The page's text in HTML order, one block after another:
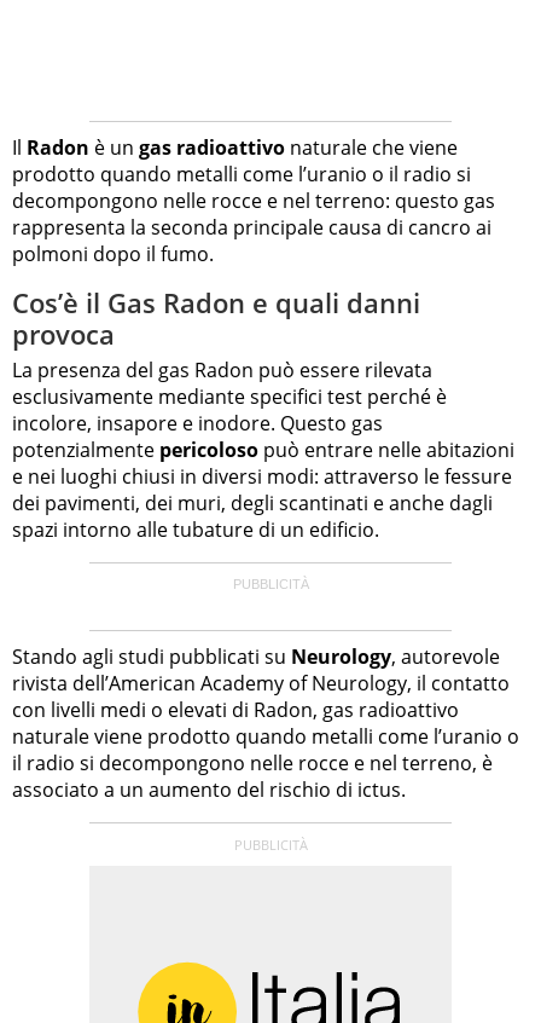
Il Radon è un gas radioattivo naturale che viene
prodotto quando metalli come l’uranio o il radio si
decompongono nelle rocce e nel terreno: questo gas
rappresenta la seconda principale causa di cancro ai
polmoni dopo il fumo.
Cos’è il Gas Radon e quali danni
provoca
La presenza del gas Radon può essere rilevata
esclusivamente mediante specifici test perché è
incolore, insapore e inodore. Questo gas
potenzialmente pericoloso può entrare nelle abitazioni
e nei luoghi chiusi in diversi modi: attraverso le fessure
dei pavimenti, dei muri, degli scantinati e anche dagli
spazi intorno alle tubature di un edificio.
Stando agli studi pubblicati su Neurology, autorevole
rivista dell’American Academy of Neurology, il contatto
con livelli medi o elevati di Radon, gas radioattivo
naturale viene prodotto quando metalli come l’uranio o
il radio si decompongono nelle rocce e nel terreno, è
associato a un aumento del rischio di ictus.